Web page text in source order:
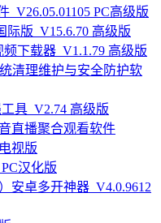
PC高级版
际版_V15.6.70 高级版
下载器_V1.1.79 高级版
统清理维护与安全防护软
工具_V2.74 高级版
直播聚合观看软件
视版
汉化版
安卓多开神器_V4.0.9612